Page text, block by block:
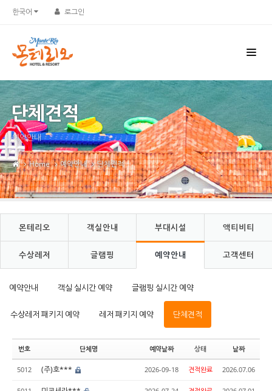
한국어 로그인
단체견적
예약안내
Home 예약안내 단체견적
몬테리오 객실안내 부대시설 액티비티
수상레저 글램핑 예약안내 고객센터
예약안내 객실 실시간 예약 글램핑 실시간 예약
수상레저 패키지 예약 레저 패키지 예약 단체견적
번호 단체명 예약날짜 상태 날짜
5012 (주)호*** 2026-09-18 견적완료 2026.07.06
Sketchbook5, 스케치북5